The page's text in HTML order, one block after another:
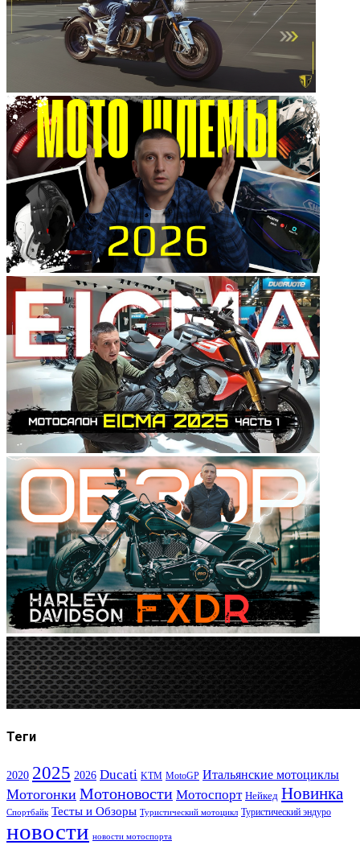
Теги
2020 2025 2026 Ducati KTM MotoGP Итальянские мотоциклы
Мотогонки Мотоновости Мотоспорт Нейкед Новинка
Спортбайк Тесты и Обзоры Туристический мотоцикл Туристический эндуро
новости новости мотоспорта